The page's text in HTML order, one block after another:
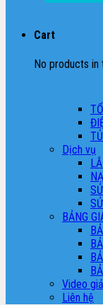
Cart
No products in
Dịch vụ
BẢNG
Video
Liên hệ